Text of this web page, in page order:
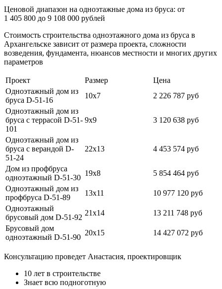
Ценовой диапазон на одноэтажные дома из бруса: от
1 405 800 до 9 108 000 рублей
Стоимость строительства одноэтажного дома из бруса в
Архангельске зависит от размера проекта, сложности
возведения, фундамента, нюансов местности и многих других
параметров
Проект Размер
Цена
Одноэтажный дом из
бруса D-51-16
10х7
2 226 787 руб
Одноэтажный дом из
бруса с террасой D-51-
101
9х9 3 120 638 руб
Одноэтажный дом из
бруса с верандой D-
51-24
22х13 4 453 574 руб
Дом из профбруса
одноэтажный D-51-30
19х8
5 854 464 руб
Одноэтажный дом из
профбруса D-51-89
13х11
10 977 120 руб
Одноэтажный
брусовый дом D-51-92
21х14
13 211 748 руб
Брусовый дом
одноэтажный D-51-90
20х15 14 427 072 руб
Консультацию проведет Анастасия, проектировщик
10 лет в строительстве
Знает всю подноготную